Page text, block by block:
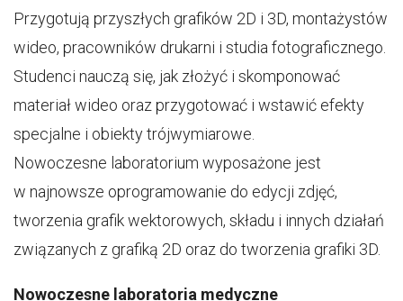
Przygotują przyszłych grafików 2D i 3D, montażystów
wideo, pracowników drukarni i studia fotograficznego.
Studenci nauczą się, jak złożyć i skomponować
materiał wideo oraz przygotować i wstawić efekty
specjalne i obiekty trójwymiarowe.
Nowoczesne laboratorium wyposażone jest
w najnowsze oprogramowanie do edycji zdjęć,
tworzenia grafik wektorowych, składu i innych działań
związanych z grafiką 2D oraz do tworzenia grafiki 3D.
Nowoczesne laboratoria medyczne